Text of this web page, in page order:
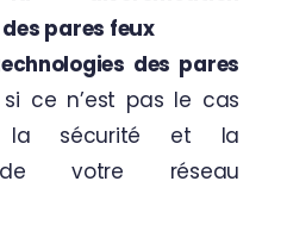
pares feux
des pares
si ce n’est pas le cas
la sécurité et la
votre réseau